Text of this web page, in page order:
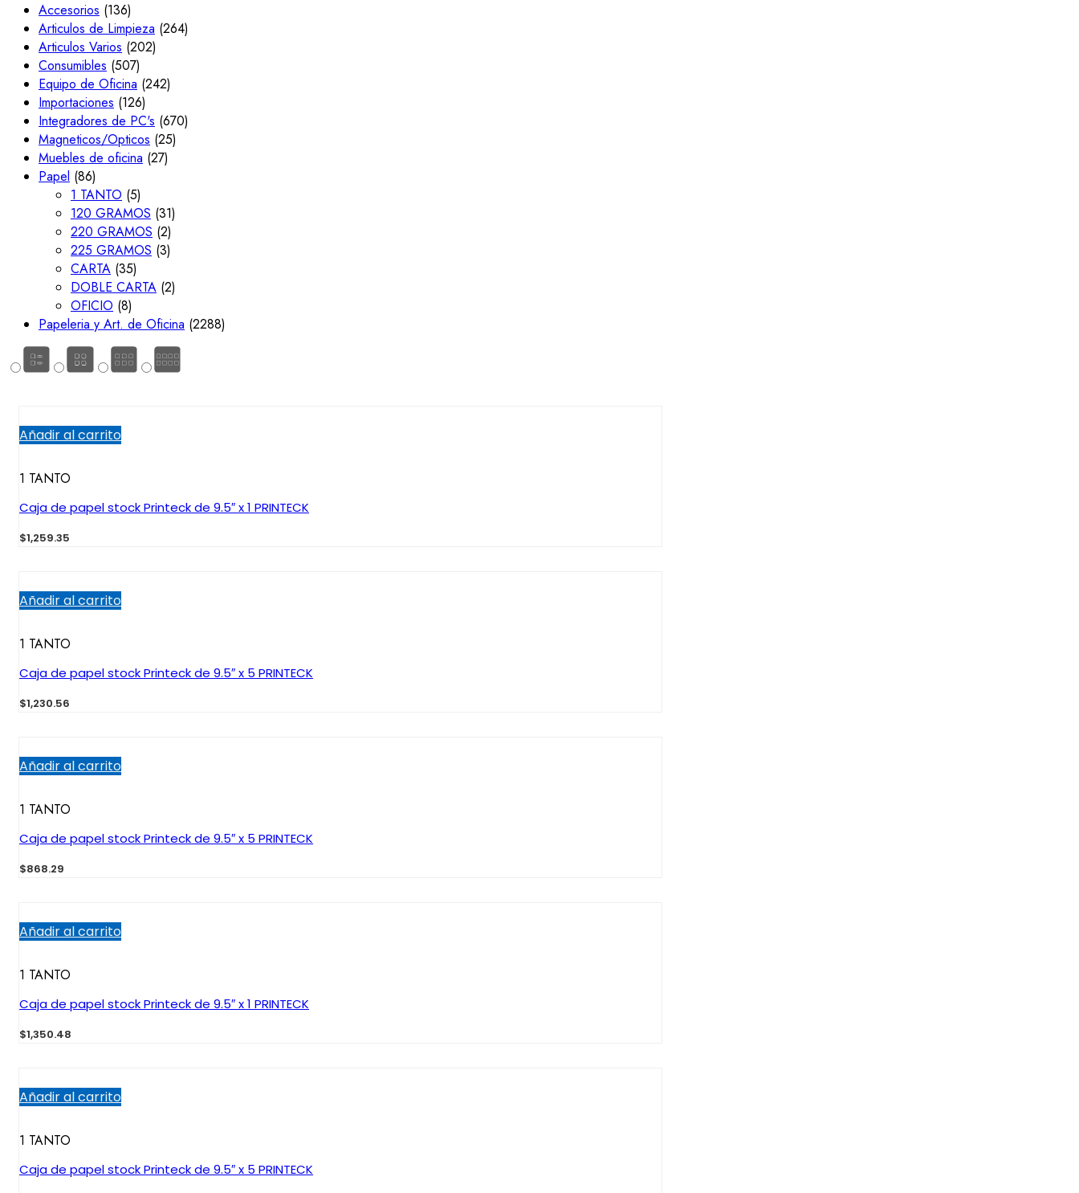
Accesorios (136)
Articulos de Limpieza (264)
Articulos Varios (202)
Consumibles (507)
Equipo de Oficina (242)
Importaciones (126)
Integradores de PC's (670)
Magneticos/Opticos (25)
Muebles de oficina (27)
Papel (86)
1 TANTO (5)
120 GRAMOS (31)
220 GRAMOS (2)
225 GRAMOS (3)
CARTA (35)
DOBLE CARTA (2)
OFICIO (8)
Papeleria y Art. de Oficina (2288)
Añadir al carrito
1 TANTO
Caja de papel stock Printeck de 9.5″ x 1 PRINTECK
$1,259.35
Añadir al carrito
1 TANTO
Caja de papel stock Printeck de 9.5″ x 5 PRINTECK
$1,230.56
Añadir al carrito
1 TANTO
Caja de papel stock Printeck de 9.5″ x 5 PRINTECK
$868.29
Añadir al carrito
1 TANTO
Caja de papel stock Printeck de 9.5″ x 1 PRINTECK
$1,350.48
Añadir al carrito
1 TANTO
Caja de papel stock Printeck de 9.5″ x 5 PRINTECK